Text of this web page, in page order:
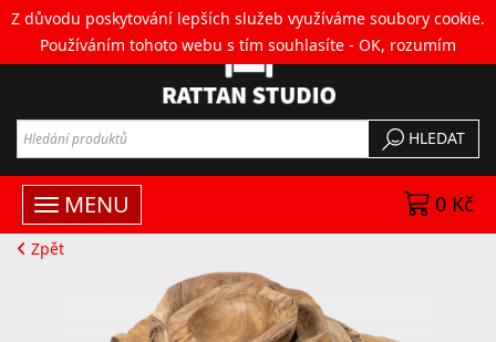
Z důvodu poskytování lepších služeb využíváme soubory cookie.
Používáním tohoto webu s tím souhlasíte - OK, rozumím
HLEDAT
MENU 0 Kč
Zpět